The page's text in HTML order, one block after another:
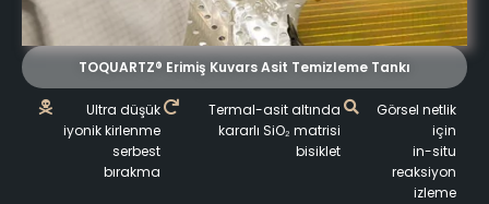
TOQUARTZ® Erimiş Kuvars Asit Temizleme Tankı
Ultra düşük
iyonik kirlenme
serbest
bırakma
Termal-asit altında
kararlı SiO₂ matrisi
bisiklet
Görsel netlik
için
in-situ
reaksiyon
izleme